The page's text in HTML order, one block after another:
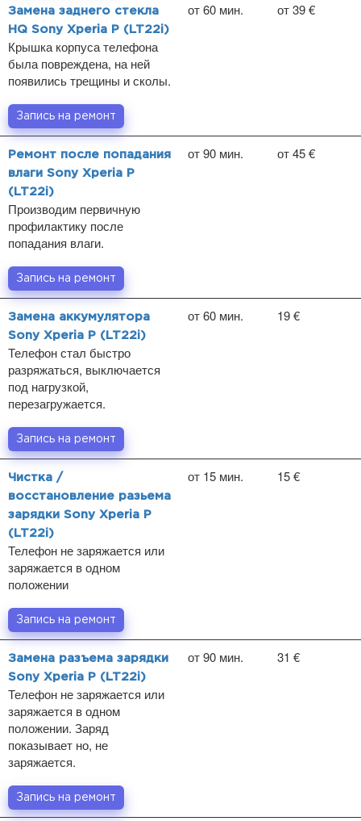
Замена заднего стекла
HQ Sony Xperia P (LT22i)
Крышка корпуса телефона
была повреждена, на ней
появились трещины и сколы.
от 60 мин. от 39 €
Запись на ремонт
Ремонт после попадания
влаги Sony Xperia P
(LT22i)
Производим первичную
профилактику после
попадания влаги.
от 90 мин. от 45 €
Запись на ремонт
Замена аккумулятора
Sony Xperia P (LT22i)
Телефон стал быстро
разряжаться, выключается
под нагрузкой,
перезагружается.
от 60 мин. 19 €
Запись на ремонт
Чистка /
восстановление разьема
зарядки Sony Xperia P
(LT22i)
Телефон не заряжается или
заряжается в одном
положении
от 15 мин. 15 €
Запись на ремонт
Замена разъема зарядки
Sony Xperia P (LT22i)
Телефон не заряжается или
заряжается в одном
положении. Заряд
показывает но, не
заряжается.
от 90 мин. 31 €
Запись на ремонт